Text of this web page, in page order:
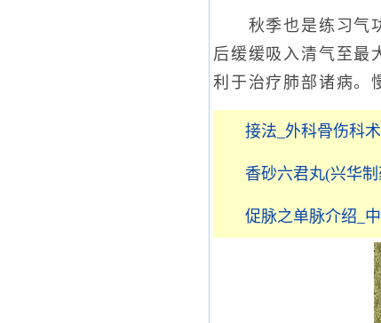
秋季也是练习气功
后缓缓吸入清气至最
利于治疗肺部诸病。
接法_外科骨伤科
香砂六君丸(兴华
促脉之单脉介绍_